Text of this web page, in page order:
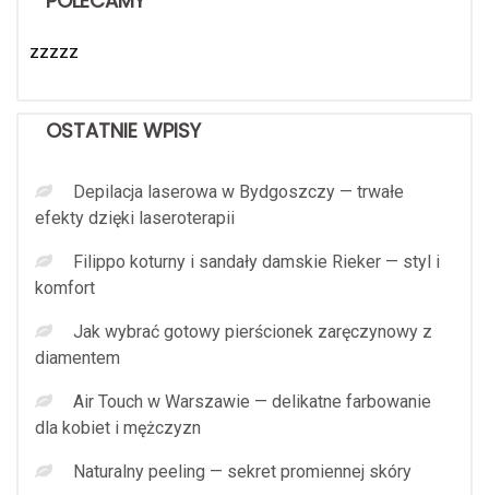
zzzzz
OSTATNIE WPISY
Depilacja laserowa w Bydgoszczy — trwałe
efekty dzięki laseroterapii
Filippo koturny i sandały damskie Rieker — styl i
komfort
Jak wybrać gotowy pierścionek zaręczynowy z
diamentem
Air Touch w Warszawie — delikatne farbowanie
dla kobiet i mężczyzn
Naturalny peeling — sekret promiennej skóry